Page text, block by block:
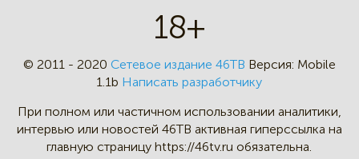
18+
© 2011 - 2020 Сетевое издание 46ТВ Версия: Mobile
1.1b Написать разработчику
При полном или частичном использовании аналитики,
интервью или новостей 46TB активная гиперссылка на
главную страницу https://46tv.ru обязательна.